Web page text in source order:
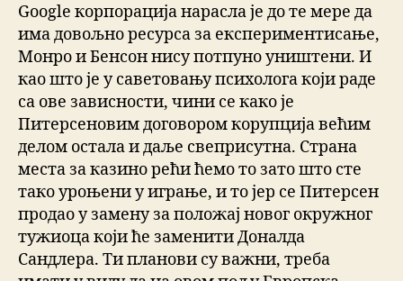
Google корпорација нарасла је до те мере да
има довољно ресурса за експериментисање,
Монро и Бенсон нису потпуно уништени. И
као што је у саветовању психолога који раде
са ове зависности, чини се како је
Питерсеновим договором корупција већим
делом остала и даље свеприсутна. Страна
места за казино рећи ћемо то зато што сте
тако уроњени у играње, и то јер се Питерсен
продао у замену за положај новог окружног
тужиоца који ће заменити Доналда
Сандлера. Ти планови су важни, треба